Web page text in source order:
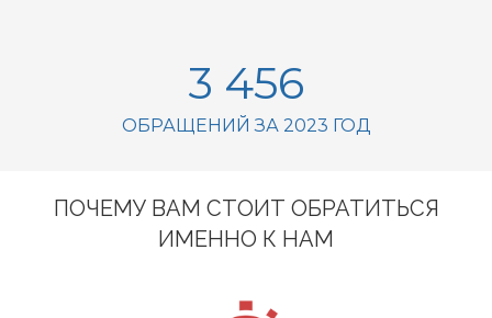
3 456
ОБРАЩЕНИЙ ЗА 2023 ГОД
ПОЧЕМУ ВАМ СТОИТ ОБРАТИТЬСЯ
ИМЕННО К НАМ